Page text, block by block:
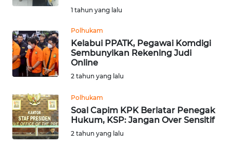
1 tahun yang lalu
Polhukam
Kelabui PPATK, Pegawai Komdigi
Sembunyikan Rekening Judi
Online
2 tahun yang lalu
Polhukam
Soal Capim KPK Berlatar Penegak
Hukum, KSP: Jangan Over Sensitif
2 tahun yang lalu
BANTEN
WN
NTT
WN
KEPRI
WN
PAPUA